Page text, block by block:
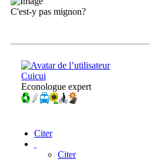
C'est-y pas mignon?
Cuicui
Econologue expert
Citer
Citer